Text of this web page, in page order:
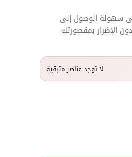
سهولة الوصول إلى
الإضرار بمقصورتك
لا توجد عناصر متبقية